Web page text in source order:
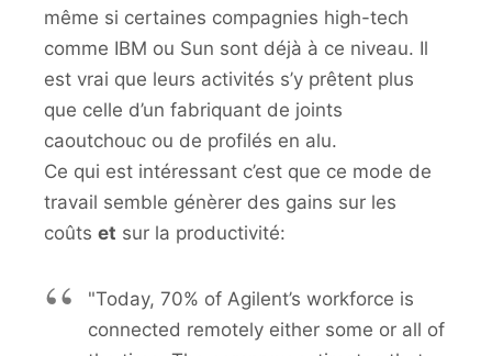
même si certaines compagnies high-tech
comme IBM ou Sun sont déjà à ce niveau. Il
est vrai que leurs activités s’y prêtent plus
que celle d’un fabriquant de joints
caoutchouc ou de profilés en alu.
Ce qui est intéressant c’est que ce mode de
travail semble génèrer des gains sur les
coûts et sur la productivité:
"Today, 70% of Agilent’s workforce is
connected remotely either some or all of